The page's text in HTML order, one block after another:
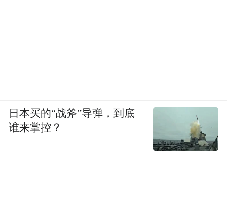
日本买的“战斧”导弹，到底
谁来掌控？